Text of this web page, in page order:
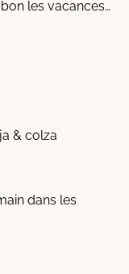
les vacances…
& colza
dans les